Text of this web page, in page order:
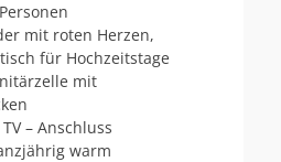
mit roten Herzen,
für Hochzeitstage
mit
– Anschluss
warm